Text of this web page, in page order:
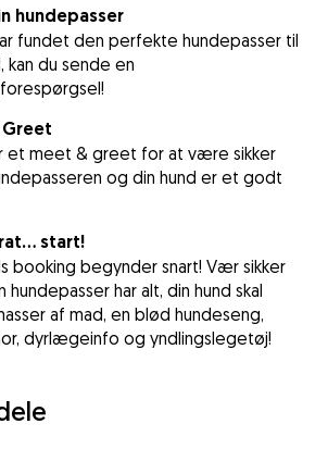
hundepasser
fundet den perfekte hundepasser til
kan du sende en
et meet & greet for at være sikker
og din hund er et godt
start!
booking begynder snart! Vær sikker
hundepasser har alt, din hund skal
af mad, en blød hundeseng,
dyrlægeinfo og yndlingslegetøj!